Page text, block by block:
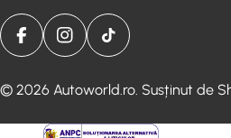
Translation Missing:
Translation Missing:
Translation
© 2026 Autoworld.ro. Susținut de